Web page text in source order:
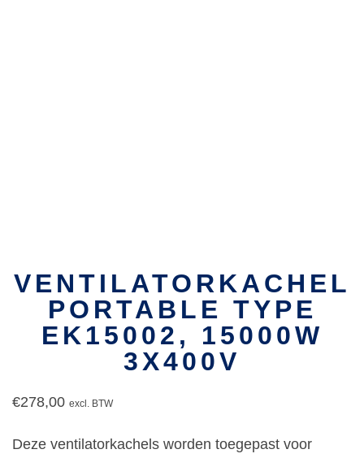
VENTILATORKACHEL
PORTABLE TYPE
EK15002, 15000W
3X400V
€278,00 excl. BTW
Deze ventilatorkachels worden toegepast voor